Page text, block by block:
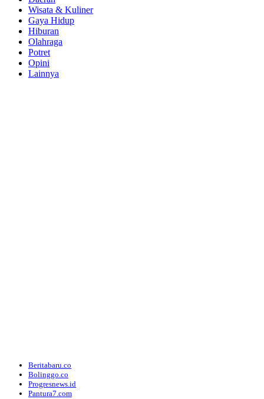
Wisata & Kuliner
Gaya Hidup
Hiburan
Olahraga
Potret
Opini
Lainnya
Beritabaru.co
Bolinggo.co
Progresnews.id
Pantura7.com